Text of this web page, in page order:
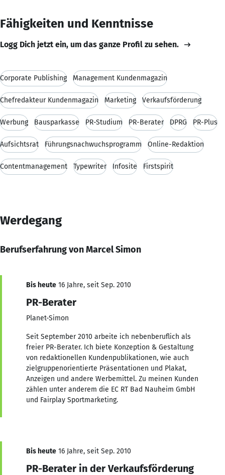
Fähigkeiten und Kenntnisse
Logg Dich jetzt ein, um das ganze Profil zu sehen.
Corporate Publishing Management Kundenmagazin
Chefredakteur Kundenmagazin Marketing Verkaufsförderung
Werbung Bausparkasse PR-Studium PR-Berater DPRG PR-Plus
Aufsichtsrat Führungsnachwuchsprogramm Online-Redaktion
Contentmanagement Typewriter Infosite Firstspirit
Werdegang
Berufserfahrung von Marcel Simon
Bis heute 16 Jahre, seit Sep. 2010
PR-Berater
Planet-Simon
Seit September 2010 arbeite ich nebenberuflich als
freier PR-Berater. Ich biete Konzeption & Gestaltung
von redaktionellen Kundenpublikationen, wie auch
zielgruppenorientierte Präsentationen und Plakat,
Anzeigen und andere Werbemittel. Zu meinen Kunden
zählen unter anderem die EC RT Bad Nauheim GmbH
und Fairplay Sportmarketing.
Bis heute 16 Jahre, seit Sep. 2010
PR-Berater in der Verkaufsförderung